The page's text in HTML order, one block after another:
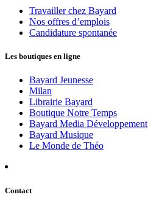
Travailler chez Bayard
Nos offres d’emplois
Candidature spontanée
Les boutiques en ligne
Bayard Jeunesse
Milan
Librairie Bayard
Boutique Notre Temps
Bayard Media Développement
Bayard Musique
Le Monde de Théo
Contact